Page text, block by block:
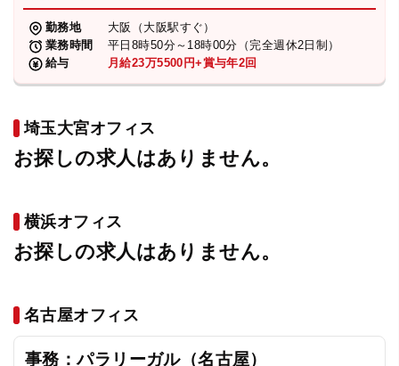
勤務地
大阪（大阪駅すぐ）
業務時間
平日8時50分～18時00分（完全週休2日制）
給与
月給23万5500円+賞与年2回
埼玉大宮オフィス
お探しの求人はありません。
横浜オフィス
お探しの求人はありません。
名古屋オフィス
事務：パラリーガル（名古屋）